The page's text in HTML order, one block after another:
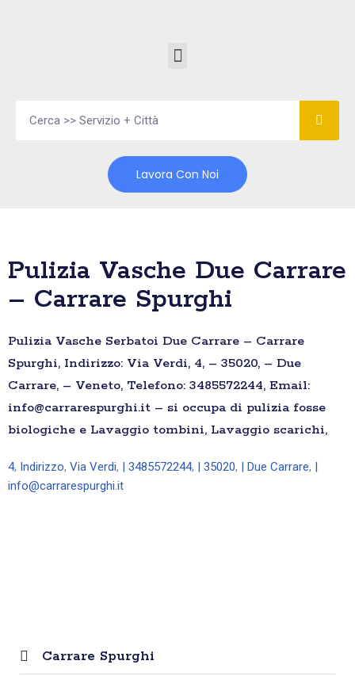
Lavora Con Noi
Pulizia Vasche Due Carrare
– Carrare Spurghi
Pulizia Vasche Serbatoi Due Carrare – Carrare
Spurghi, Indirizzo: Via Verdi, 4, – 35020, – Due
Carrare, – Veneto, Telefono: 3485572244, Email:
info@carrarespurghi.it – si occupa di pulizia fosse
biologiche e Lavaggio tombini, Lavaggio scarichi,
4, Indirizzo, Via Verdi, | 3485572244, | 35020, | Due Carrare, |
info@carrarespurghi.it
Carrare Spurghi